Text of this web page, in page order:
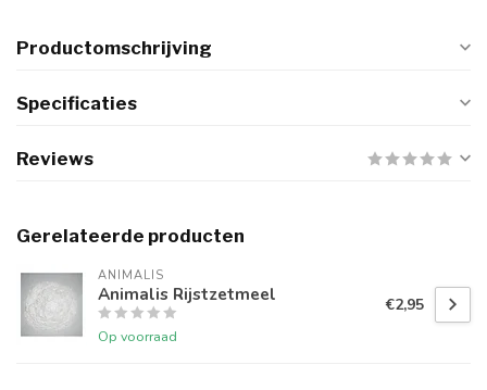
Productomschrijving
Specificaties
Reviews
Gerelateerde producten
ANIMALIS
Animalis Rijstzetmeel
Op voorraad
€2,95